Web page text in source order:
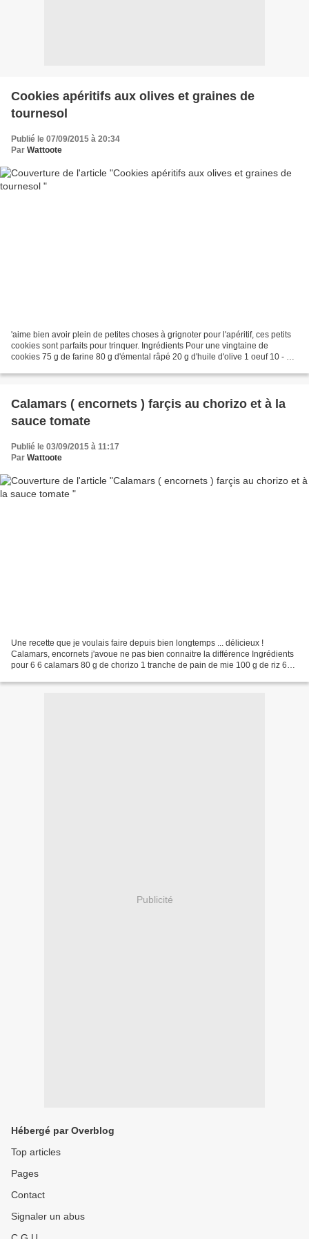
Cookies apéritifs aux olives et graines de
tournesol
Publié le 07/09/2015 à 20:34
Par Wattoote
'aime bien avoir plein de petites choses à grignoter pour l'apéritif, ces petits
cookies sont parfaits pour trinquer. Ingrédients Pour une vingtaine de
cookies 75 g de farine 80 g d'émental râpé 20 g d'huile d'olive 1 oeuf 10 - 15
Calamars ( encornets ) farçis au chorizo et à la
sauce tomate
Publié le 03/09/2015 à 11:17
Par Wattoote
Une recette que je voulais faire depuis bien longtemps ... délicieux !
Calamars, encornets j'avoue ne pas bien connaitre la différence Ingrédients
pour 6 6 calamars 80 g de chorizo 1 tranche de pain de mie 100 g de riz 6
Publicité
Hébergé par Overblog
Top articles
Pages
Contact
Signaler un abus